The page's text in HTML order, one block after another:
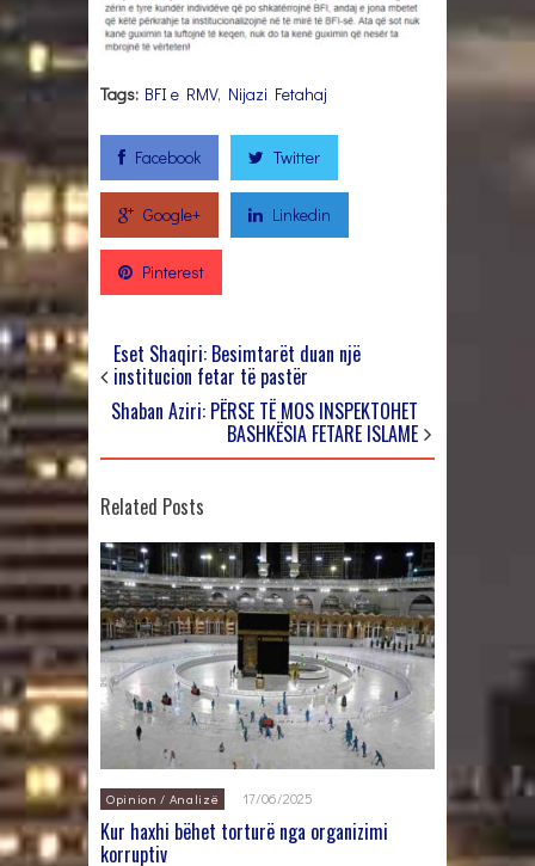
Tags: BFI e RMV, Nijazi Fetahaj
Facebook Twitter
Google+ Linkedin
Pinterest
Eset Shaqiri: Besimtarët duan një
institucion fetar të pastër
Shaban Aziri: PËRSE TË MOS INSPEKTOHET
BASHKËSIA FETARE ISLAME
Related Posts
Opinion / Analizë 17/06/2025
Kur haxhi bëhet torturë nga organizimi
korruptiv